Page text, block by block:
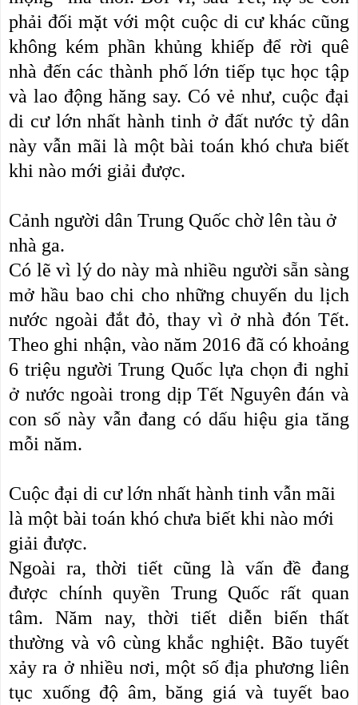
phải đối mặt với một cuộc di cư khác cũng
không kém phần khủng khiếp để rời quê
nhà đến các thành phố lớn tiếp tục học tập
và lao động hăng say. Có vẻ như, cuộc đại
di cư lớn nhất hành tinh ở đất nước tỷ dân
này vẫn mãi là một bài toán khó chưa biết
khi nào mới giải được.
Cảnh người dân Trung Quốc chờ lên tàu ở
nhà ga.
Có lẽ vì lý do này mà nhiều người sẵn sàng
mở hầu bao chi cho những chuyến du lịch
nước ngoài đắt đỏ, thay vì ở nhà đón Tết.
Theo ghi nhận, vào năm 2016 đã có khoảng
6 triệu người Trung Quốc lựa chọn đi nghỉ
ở nước ngoài trong dịp Tết Nguyên đán và
con số này vẫn đang có dấu hiệu gia tăng
mỗi năm.
Cuộc đại di cư lớn nhất hành tinh vẫn mãi
là một bài toán khó chưa biết khi nào mới
giải được.
Ngoài ra, thời tiết cũng là vấn đề đang
được chính quyền Trung Quốc rất quan
tâm. Năm nay, thời tiết diễn biến thất
thường và vô cùng khắc nghiệt. Bão tuyết
xảy ra ở nhiều nơi, một số địa phương liên
tục xuống độ âm, băng giá và tuyết bao